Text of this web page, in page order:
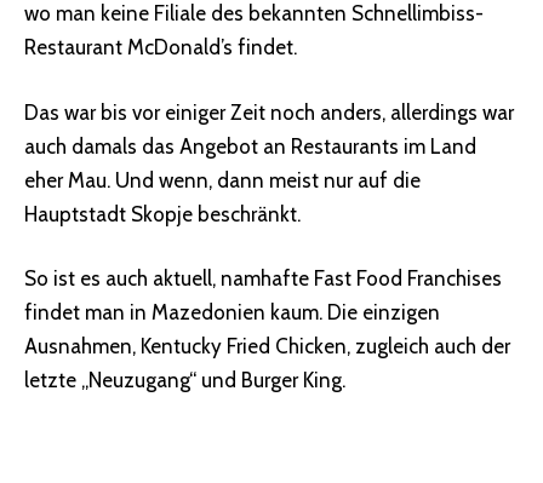
wo man keine Filiale des bekannten Schnellimbiss-
Restaurant McDonald’s findet.
Das war bis vor einiger Zeit noch anders, allerdings war
auch damals das Angebot an Restaurants im Land
eher Mau. Und wenn, dann meist nur auf die
Hauptstadt Skopje beschränkt.
So ist es auch aktuell, namhafte Fast Food Franchises
findet man in Mazedonien kaum. Die einzigen
Ausnahmen, Kentucky Fried Chicken, zugleich auch der
letzte „Neuzugang“ und Burger King.